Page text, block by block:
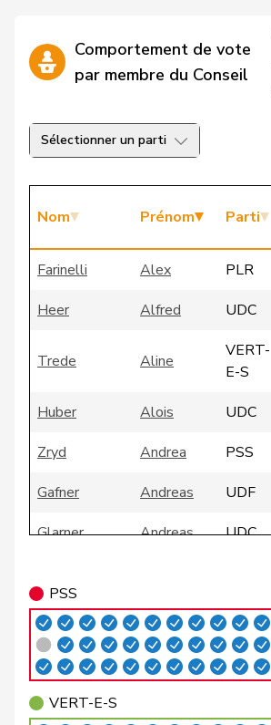
Comportement de vote
par membre du Conseil
Sélectionner un parti
Nom Prénom Parti
Farinelli Alex PLR
Heer
Alfred UDC
Trede Aline
VERT-
E-S
Huber Alois UDC
Zryd
Andrea PSS
Gafner
Andreas UDF
Glarner
Andreas UDC
Silberschmidt
Andri PLR
Giacometti
Anna PLR
Rosenwasser
PSS
VERT-E-S